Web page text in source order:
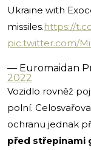
Ukraine with
missiles.https://
pic.twitter.com/
— Euromaidan
2022
Vozidlo rovněž
polní.
ochranu jednak
před střepinami